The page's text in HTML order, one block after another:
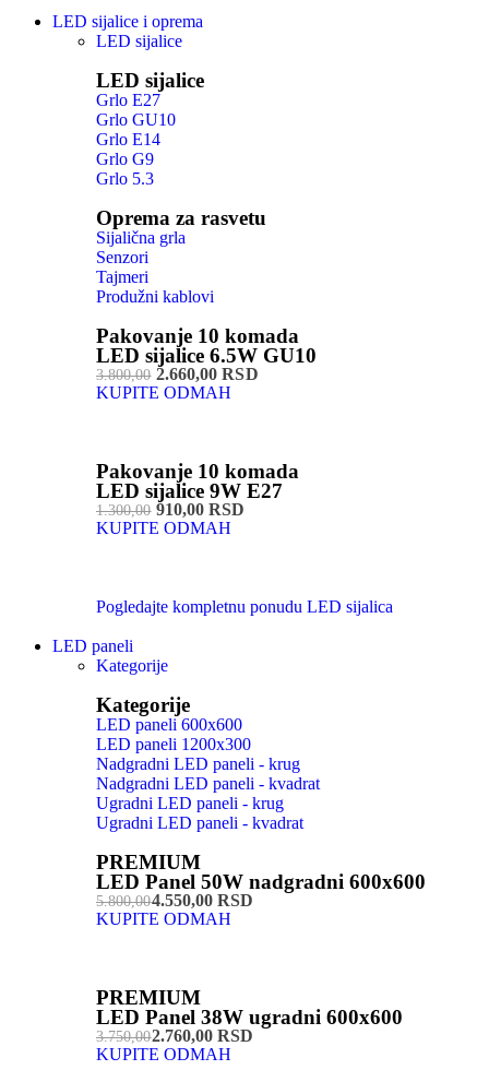
LED sijalice i oprema
LED sijalice
LED sijalice
Grlo E27
Grlo GU10
Grlo E14
Grlo G9
Grlo 5.3
Oprema za rasvetu
Sijalična grla
Senzori
Tajmeri
Produžni kablovi
Pakovanje 10 komada
LED sijalice 6.5W GU10
3.800,002.660,00 RSD
KUPITE ODMAH
Pakovanje 10 komada
LED sijalice 9W E27
1.300,00910,00 RSD
KUPITE ODMAH
Pogledajte kompletnu ponudu LED sijalica
LED paneli
Kategorije
Kategorije
LED paneli 600x600
LED paneli 1200x300
Nadgradni LED paneli - krug
Nadgradni LED paneli - kvadrat
Ugradni LED paneli - krug
Ugradni LED paneli - kvadrat
PREMIUM
LED Panel 50W nadgradni 600x600
5.800,004.550,00 RSD
KUPITE ODMAH
PREMIUM
LED Panel 38W ugradni 600x600
3.750,002.760,00 RSD
KUPITE ODMAH